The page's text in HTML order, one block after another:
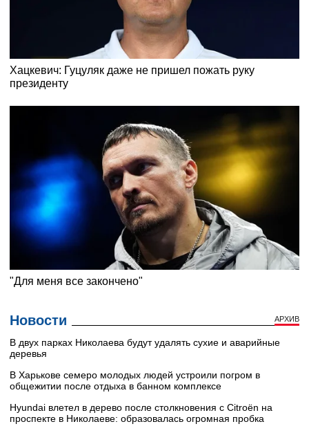
Новости АРХИВ
В двух парках Николаева будут удалять сухие и аварийные
деревья
В Харькове семеро молодых людей устроили погром в
общежитии после отдыха в банном комплексе
Hyundai влетел в дерево после столкновения с Citroën на
проспекте в Николаеве: образовалась огромная пробка